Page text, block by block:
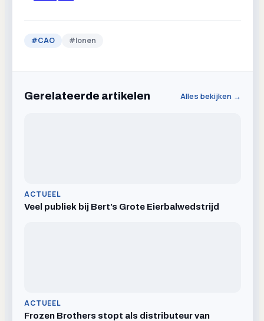
#CAO #lonen
Gerelateerde artikelen Alles bekijken →
ACTUEEL
Veel publiek bij Bert’s Grote Eierbalwedstrijd
ACTUEEL
Frozen Brothers stopt als distributeur van